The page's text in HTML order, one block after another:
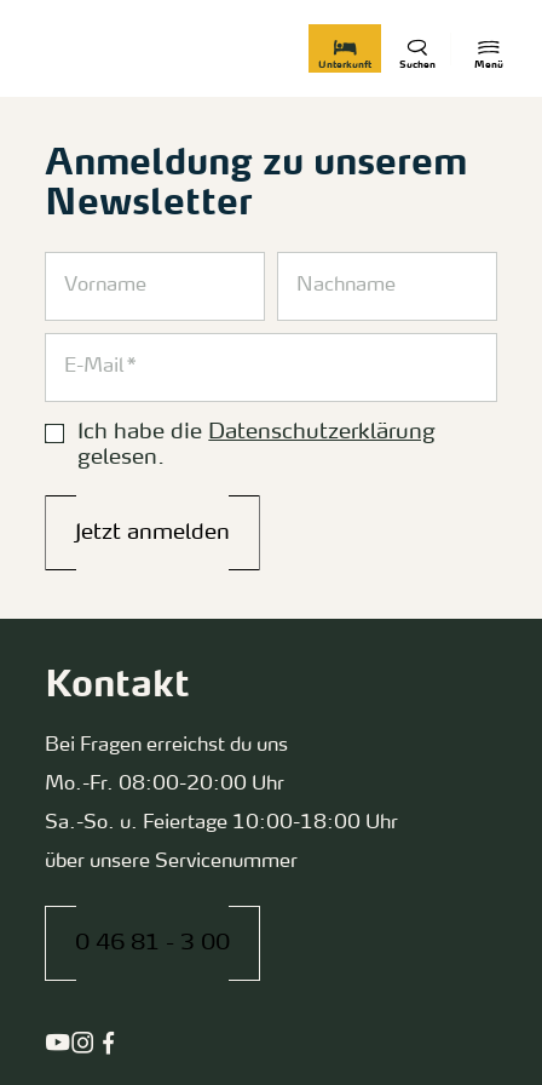
Menü
Suchen
Unterkunft
Anmeldung zu unserem
Newsletter
Ich habe die Datenschutzerklärung
gelesen.
Jetzt anmelden
Kontakt
Bei Fragen erreichst du uns
Mo.-Fr. 08:00-20:00 Uhr
Sa.-So. u. Feiertage 10:00-18:00 Uhr
über unsere Servicenummer
0 46 81 - 3 00